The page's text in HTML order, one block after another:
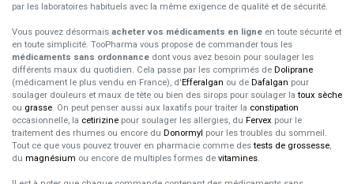
par les laboratoires habituels avec la même exigence de qualité et de sécurité.
Vous pouvez désormais acheter vos médicaments en ligne en toute sécurité et
en toute simplicité. TooPharma vous propose de commander tous les
médicaments sans ordonnance dont vous avez besoin pour soulager les
différents maux du quotidien. Cela passe par les comprimés de Doliprane
(médicament le plus vendu en France), d'Efferalgan ou de Dafalgan pour
soulager douleurs et maux de tête ou bien des sirops pour soulager latoux sèche
ou grasse. On peut penser aussi aux laxatifs pour traiter la constipation
occasionnelle, la cetirizine pour soulager les allergies, du Fervex pour le
traitement des rhumes ou encore du Donormyl pour les troubles du sommeil.
Tout ce que vous pouvez trouver en pharmacie comme destests de grossesse,
du magnésium ou encore de multiples formes de vitamines.